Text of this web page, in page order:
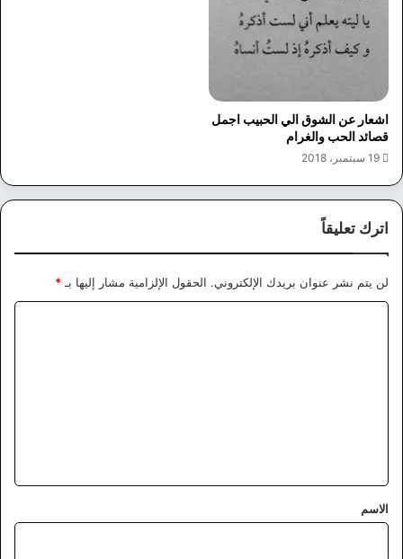
اشعار عن الشوق الي الحبيب اجمل
قصائد الحب والغرام
19 سبتمبر، 2018
اترك تعليقاً
لن يتم نشر عنوان بريدك الإلكتروني. الحقول الإلزامية مشار إليها بـ *
*
الاسم